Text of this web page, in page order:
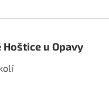
u Opavy